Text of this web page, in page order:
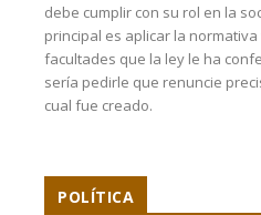
debe cumplir con su rol en la
principal es aplicar la
facultades que la ley le ha
sería pedirle que renuncie
cual fue creado.
POLÍTICA